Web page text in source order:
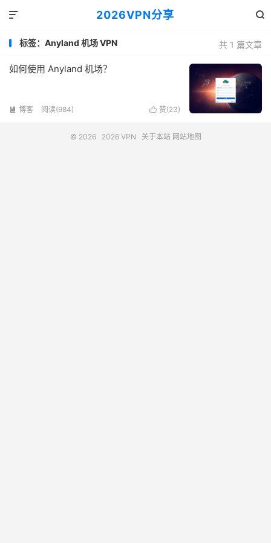
2026VPN分享 

共 1 篇文章
标签：Anyland 机场 VPN
如何使用 Anyland 机场？
 赞(23)
 博客 阅读(984)
© 2026 2026 VPN 关于本站 网站地图